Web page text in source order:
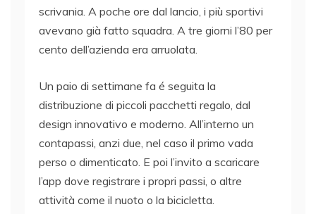
scrivania. A poche ore dal lancio, i più sportivi
avevano già fatto squadra. A tre giorni l’80 per
cento dell’azienda era arruolata.
Un paio di settimane fa é seguita la
distribuzione di piccoli pacchetti regalo, dal
design innovativo e moderno. All’interno un
contapassi, anzi due, nel caso il primo vada
perso o dimenticato. E poi l’invito a scaricare
l’app dove registrare i propri passi, o altre
attività come il nuoto o la bicicletta.